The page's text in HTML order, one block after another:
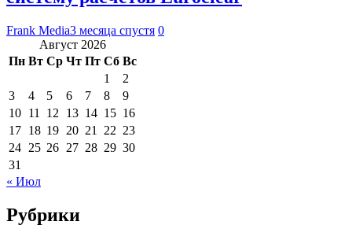
Frank Media3 месяца спустя 0
Август 2026
Пн Вт Ср Чт Пт Сб Вс
1
2
3
4 5 6 7 8
9
10 11 12 13 14 15 16
17 18 19 20 21 22 23
24 25 26 27 28 29 30
31
« Июл
Рубрики